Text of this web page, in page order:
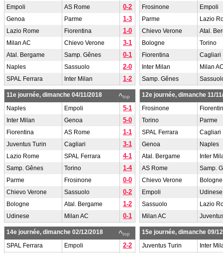
Empoli AS Rome 0-2
Genoa Parme 1-3
Lazio Rome Fiorentina 1-0
Milan AC Chievo Verone 3-1
Atal. Bergame Samp. Gênes 0-1
Naples Sassuolo 2-0
SPAL Ferrara Inter Milan 1-2
Frosinone
Empoli
Parme
Lazio
Chievo Verone
Atal.
Bologne
Torino
Fiorentina
Cagliari
Inter Milan
Milan
Samp. Gênes
^top
11e journée, dimanche 04/11/2018
Naples
Empoli 5-1
Inter Milan Genoa 5-0
Fiorentina AS Rome 1-1
Juventus Turin Cagliari 3-1
Lazio Rome SPAL Ferrara 4-1
Samp. Gênes Torino 1-4
Parme Frosinone 0-0
Chievo Verone Sassuolo 0-2
Bologne Atal. Bergame 1-2
Udinese Milan AC 0-1
12e journée, dimanche 11/
Frosinone
Torino
Parme
SPAL Ferrara
Cagliari
Genoa
Naples
Atal. Bergame
Inter
AS Rome
Samp.
Chievo Verone
Bologne
Empoli
Udinese
Sassuolo
Lazio
Milan AC
^top
14e journée, dimanche 02/12/2018
SPAL Ferrara
Empoli 2-2
15e journée, dimanche 09/
Juventus Turin
Inter